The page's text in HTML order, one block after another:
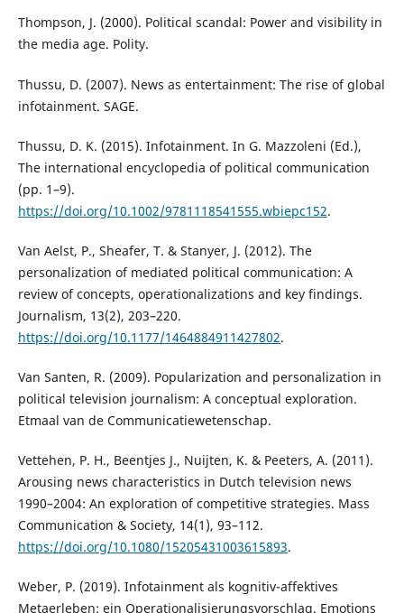
Thompson, J. (2000). Political scandal: Power and visibility in
the media age. Polity.
Thussu, D. (2007). News as entertainment: The rise of global
infotainment. SAGE.
Thussu, D. K. (2015). Infotainment. In G. Mazzoleni (Ed.),
The international encyclopedia of political communication
(pp. 1–9).
https://doi.org/10.1002/9781118541555.wbiepc152.
Van Aelst, P., Sheafer, T. & Stanyer, J. (2012). The
personalization of mediated political communication: A
review of concepts, operationalizations and key findings.
Journalism, 13(2), 203–220.
https://doi.org/10.1177/1464884911427802.
Van Santen, R. (2009). Popularization and personalization in
political television journalism: A conceptual exploration.
Etmaal van de Communicatiewetenschap.
Vettehen, P. H., Beentjes J., Nuijten, K. & Peeters, A. (2011).
Arousing news characteristics in Dutch television news
1990–2004: An exploration of competitive strategies. Mass
Communication & Society, 14(1), 93–112.
https://doi.org/10.1080/15205431003615893.
Weber, P. (2019). Infotainment als kognitiv-affektives
Metaerleben: ein Operationalisierungsvorschlag. Emotions